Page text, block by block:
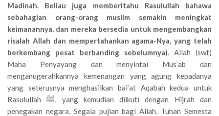
Madinah. Beliau juga memberitahu Rasulullah bahawa
sebahagian orang-orang muslim semakin meningkat
keimanannya, dan mereka bersedia untuk mengembangkan
risalah Allah dan mempertahankan agama-Nya, yang telah
berkembang pesat berbanding sebelumnya) . Allah (swt)
Maha Penyayang dan menyintai Mus’ab dan
menganugerahkannya kemenangan yang agung kepadanya
yang seterusnya menghasilkan bai’at Aqabah kedua untuk
Rasulullah ﷺ, yang kemudian diikuti dengan Hijrah dan
penegakan negara, Segala pujian bagi Allah, Tuhan Semesta